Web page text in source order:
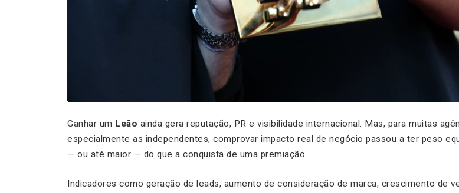
Ganhar um Leão ainda gera reputação, PR e visibilidade internacional. Mas, para muitas
especialmente as independentes, comprovar impacto real de negócio passou a ter peso
— ou até maior — do que a conquista de uma premiação.
Indicadores como geração de leads, aumento de consideração de marca, crescimento de